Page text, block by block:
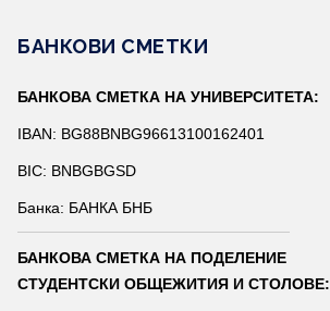
БАНКОВИ СМЕТКИ
БАНКОВА СМЕТКА НА УНИВЕРСИТЕТА:
IBAN: BG88BNBG96613100162401
BIC: BNBGBGSD
Банка: БАНКА БНБ
БАНКОВА СМЕТКА НА ПОДЕЛЕНИЕ
СТУДЕНТСКИ ОБЩЕЖИТИЯ И СТОЛОВЕ: